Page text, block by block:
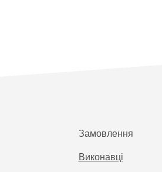
Замовлення
Виконавці